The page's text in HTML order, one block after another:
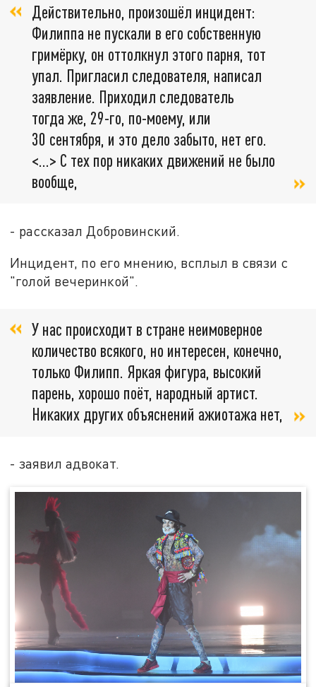
Действительно, произошёл инцидент:
Филиппа не пускали в его собственную
гримёрку, он оттолкнул этого парня, тот
упал. Пригласил следователя, написал
заявление. Приходил следователь
тогда же, 29-го, по-моему, или
30 сентября, и это дело забыто, нет его.
<…> С тех пор никаких движений не было
вообще,
- рассказал Добровинский.
Инцидент, по его мнению, всплыл в связи с
"голой вечеринкой".
У нас происходит в стране неимоверное
количество всякого, но интересен, конечно,
только Филипп. Яркая фигура, высокий
парень, хорошо поёт, народный артист.
Никаких других объяснений ажиотажа нет,
- заявил адвокат.